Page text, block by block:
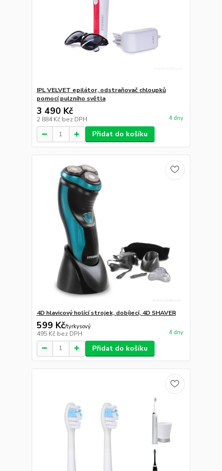
IPL VELVET epilátor, odstraňovač chloupků
pomocí pulzního světla
3 490 Kč
2 884 Kč bez DPH 4 dny
Přidat do košíku
4D hlavicový holící strojek, dobíjecí, 4D SHAVER
599 Kč/tyrkysový
495 Kč bez DPH 4 dny
Přidat do košíku